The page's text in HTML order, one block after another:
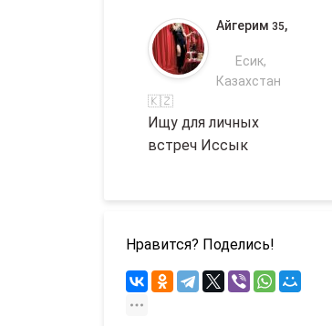
Айгерим 35,
Есик,
Казахстан
🇰🇿
Ищу для личных
встреч Иссык
Нравится? Поделись!